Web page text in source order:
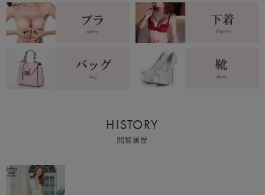
HISTORY
閲覧履歴